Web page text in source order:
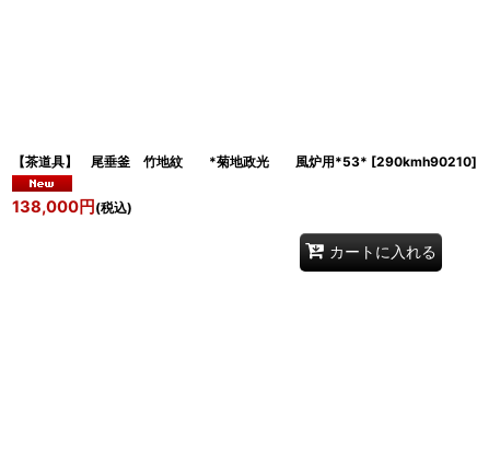
【茶道具】 尾垂釜 竹地紋 *菊地政光 風炉用*53* [290kmh90210]
138,000円 (税込)
カートに入れる